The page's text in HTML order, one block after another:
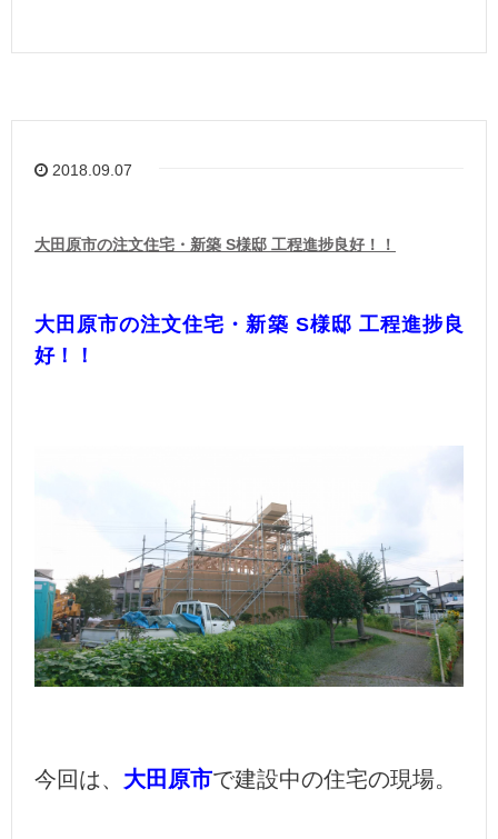
2018.09.07
大田原市の注文住宅・新築 S様邸 工程進捗良好！！
大田原市の注文住宅・新築 S様邸 工程進捗良
好！！
今回は、 大田原市で建設中の住宅の現場。